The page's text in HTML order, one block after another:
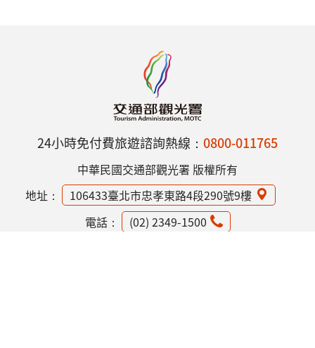
24小時免付費旅遊諮詢熱線： 0800-011765
中華民國交通部觀光署 版權所有
地址：
106433臺北市忠孝東路4段290號9樓
電話：
(02) 2349-1500